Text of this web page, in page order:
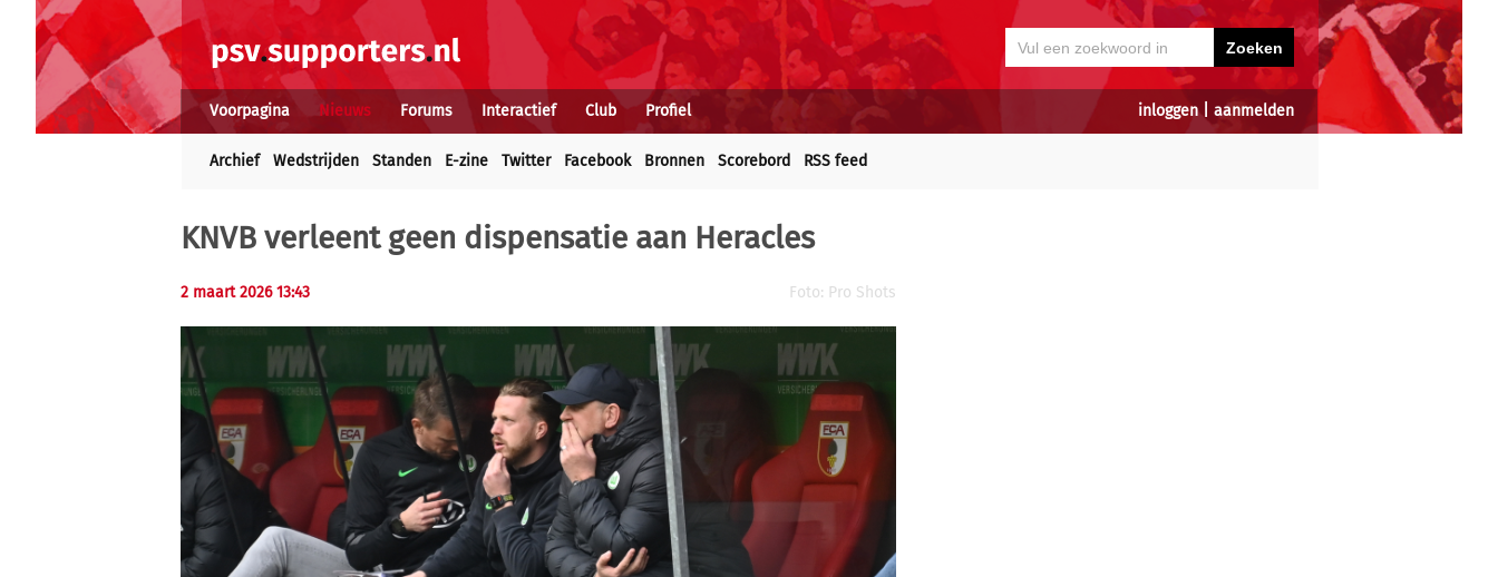
inloggen| aanmelden
Voorpagina Nieuws Forums Interactief Club Profiel
Archief Wedstrijden Standen E-zine Twitter Facebook Bronnen Scorebord RSS feed
KNVB verleent geen dispensatie aan Heracles
2 maart 2026 13:43 Foto: Pro Shots